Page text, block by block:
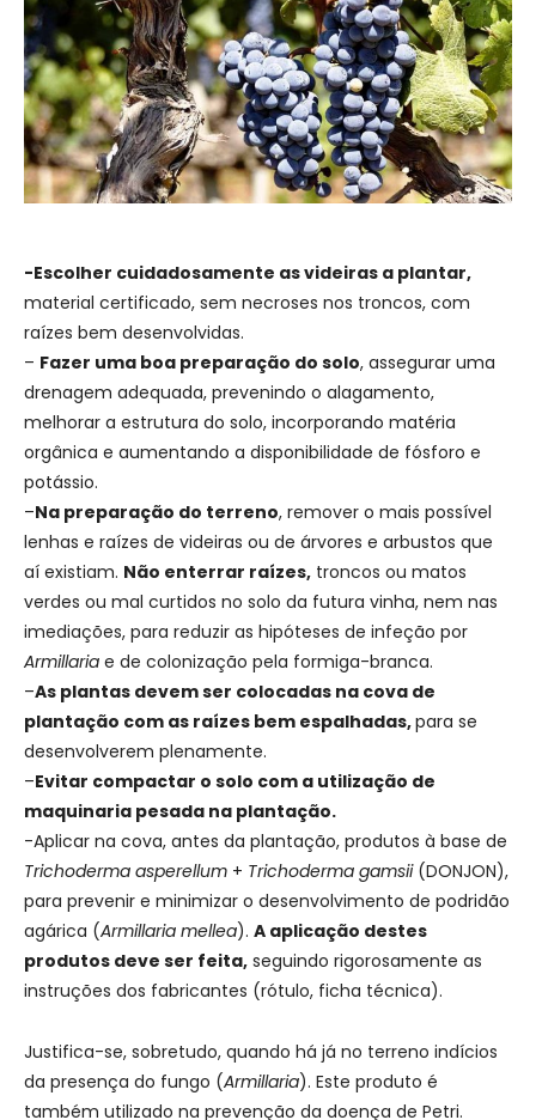
-Escolher cuidadosamente as videiras a plantar,
material certificado, sem necroses nos troncos, com
raízes bem desenvolvidas.
– Fazer uma boa preparação do solo, assegurar uma
drenagem adequada, prevenindo o alagamento,
melhorar a estrutura do solo, incorporando matéria
orgânica e aumentando a disponibilidade de fósforo e
potássio.
–Na preparação do terreno, remover o mais possível
lenhas e raízes de videiras ou de árvores e arbustos que
aí existiam. Não enterrar raízes, troncos ou matos
verdes ou mal curtidos no solo da futura vinha, nem nas
imediações, para reduzir as hipóteses de infeção por
Armillaria e de colonização pela formiga-branca.
–As plantas devem ser colocadas na cova de
plantação com as raízes bem espalhadas,para se
desenvolverem plenamente.
–Evitar compactar o solo com a utilização de
maquinaria pesada na plantação.
-Aplicar na cova, antes da plantação, produtos à base de
Trichoderma asperellum + Trichoderma gamsii(DONJON),
para prevenir e minimizar o desenvolvimento de podridão
agárica (Armillaria mellea). A aplicação destes
produtos deve ser feita, seguindo rigorosamente as
instruções dos fabricantes (rótulo, ficha técnica).
Justifica-se, sobretudo, quando há já no terreno indícios
da presença do fungo (Armillaria). Este produto é
também utilizado na prevenção da doença de Petri.